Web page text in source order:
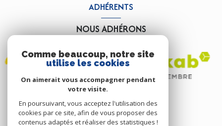
ADHÉRENTS
NOUS ADHÉRONS
Comme beaucoup, notre site
utilise les cookies
On aimerait vous accompagner pendant
votre visite.
En poursuivant, vous acceptez l'utilisation des
cookies par ce site, afin de vous proposer des
contenus adaptés et réaliser des statistiques !